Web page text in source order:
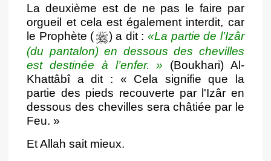
La deuxième est de ne pas le faire par
orgueil et cela est également interdit, car
le Prophète (
) a dit : «La partie de l’Izâr
(du pantalon) en dessous des chevilles
est destinée à l’enfer. » (Boukhari) Al-
Khattâbî a dit : « Cela signifie que la
partie des pieds recouverte par l'Izâr en
dessous des chevilles sera châtiée par le
Feu. »
Et Allah sait mieux.